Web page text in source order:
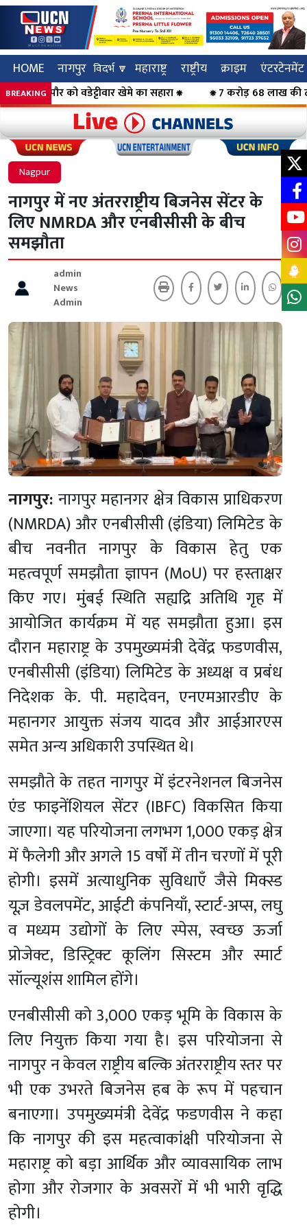
HOME नागपुर विदर्भ 🔽 महाराष्ट्र राष्ट्रीय क्राइम एंटरटेनमेंट
BREAKINGको वडेट्टीवार खेमे का सहारा ⁕ ⁕ 7 करोड़ 68 लाख की ठगी का
Click to visit UCN News Click to
Nagpur
नागपुर में नए अंतरराष्ट्रीय बिजनेस सेंटर के
लिए NMRDA और एनबीसीसी के बीच
समझौता
admin
News
Admin
नागपुर: नागपुर महानगर क्षेत्र विकास प्राधिकरण
(NMRDA) और एनबीसीसी (इंडिया) लिमिटेड के
बीच नवनीत नागपुर के विकास हेतु एक
महत्वपूर्ण समझौता ज्ञापन (MoU) पर हस्ताक्षर
किए गए। मुंबई स्थिति सह्यद्रि अतिथि गृह में
आयोजित कार्यक्रम में यह समझौता हुआ। इस
दौरान महाराष्ट्र के उपमुख्यमंत्री देवेंद्र फडणवीस,
एनबीसीसी (इंडिया) लिमिटेड के अध्यक्ष व प्रबंध
निदेशक के. पी. महादेवन, एनएमआरडीए के
महानगर आयुक्त संजय यादव और आईआरएस
समेत अन्य अधिकारी उपस्थित थे।
समझौते के तहत नागपुर में इंटरनेशनल बिजनेस
एंड फाइनेंशियल सेंटर (IBFC) विकसित किया
जाएगा। यह परियोजना लगभग 1,000 एकड़ क्षेत्र
में फैलेगी और अगले 15 वर्षों में तीन चरणों में पूरी
होगी। इसमें अत्याधुनिक सुविधाएँ जैसे मिक्स्ड
यूज़ डेवलपमेंट, आईटी कंपनियाँ, स्टार्ट-अप्स, लघु
व मध्यम उद्योगों के लिए स्पेस, स्वच्छ ऊर्जा
प्रोजेक्ट, डिस्ट्रिक्ट कूलिंग सिस्टम और स्मार्ट
सॉल्यूशंस शामिल होंगे।
एनबीसीसी को 3,000 एकड़ भूमि के विकास के
लिए नियुक्त किया गया है। इस परियोजना से
नागपुर न केवल राष्ट्रीय बल्कि अंतरराष्ट्रीय स्तर पर
भी एक उभरते बिजनेस हब के रूप में पहचान
बनाएगा। उपमुख्यमंत्री देवेंद्र फडणवीस ने कहा
कि नागपुर की इस महत्वाकांक्षी परियोजना से
महाराष्ट्र को बड़ा आर्थिक और व्यावसायिक लाभ
होगा और रोजगार के अवसरों में भी भारी वृद्धि
होगी।